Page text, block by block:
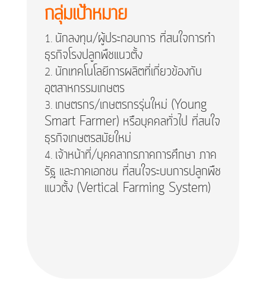
กลุ่มเป้าหมาย
นักลงทุน/ผู้ประกอบการ ที่สนใจการทำ
ธุรกิจโรงปลูกพืชแนวตั้ง
นักเทคโนโลยีการผลิตที่เกี่ยวข้องกับ
อุตสาหกรรมเกษตร
เกษตรกร/เกษตรกรรุ่นใหม่ (Young
Smart Farmer) หรือบุคคลทั่วไป ที่สนใจ
ธุรกิจเกษตรสมัยใหม่
เจ้าหน้าที่/บุคคลากรภาคการศึกษา ภาค
รัฐ และภาคเอกชน ที่สนใจระบบการปลูกพืช
แนวตั้ง (Vertical Farming System)